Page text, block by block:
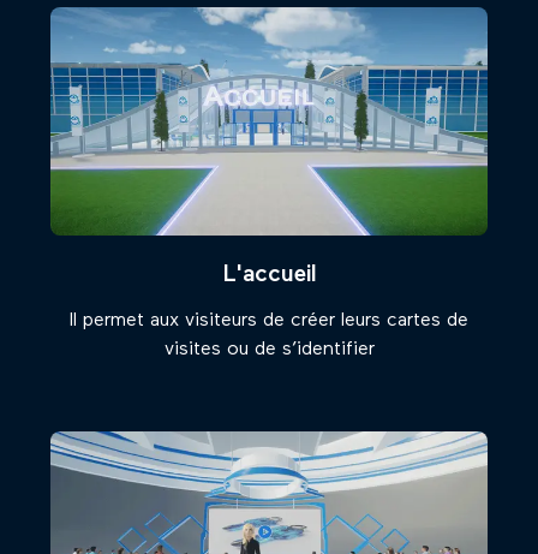
L'accueil
Il permet aux visiteurs de créer leurs cartes de
visites ou de s’identifier